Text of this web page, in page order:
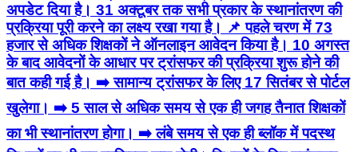
खुलेगा। ➡️ 5 साल से अधिक समय से एक ही जगह तैनात शिक्षकों
का भी स्थानांतरण होगा। ➡️ लंबे समय से एक ही ब्लॉक में पदस्थ
शिक्षकों पर भी यह प्रक्रिया लागू होगी। शिक्षकों के लिए ट्रांसफर-
पोस्टिंग को लेकर बड़ी खबर! 👇 #BiharTeacherTransfer
#TeacherTransfer #BiharNews
#EducationNews #TeacherNews
#MithileshTiwari #AwaazTimes